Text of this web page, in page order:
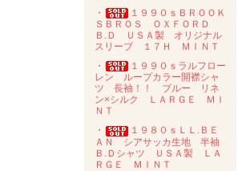
・
１９９０ｓＢＲＯＯＫ
ＳＢＲＯＳ ＯＸＦＯＲＤ
Ｂ.Ｄ ＵＳＡ製 オリジナル
スリーブ １７Ｈ ＭＩＮＴ
・
１９９０ｓラルフロー
レン ループカラー開襟シャ
ツ 長袖！！ ブルー リネ
ン×シルク ＬＡＲＧＥ ＭＩ
ＮＴ
・
１９８０ｓＬＬ.ＢＥ
ＡＮ シアサッカ生地 半袖
Ｂ.Ｄシャツ ＵＳＡ製 ＬＡ
ＲＧＥ ＭＩＮＴ